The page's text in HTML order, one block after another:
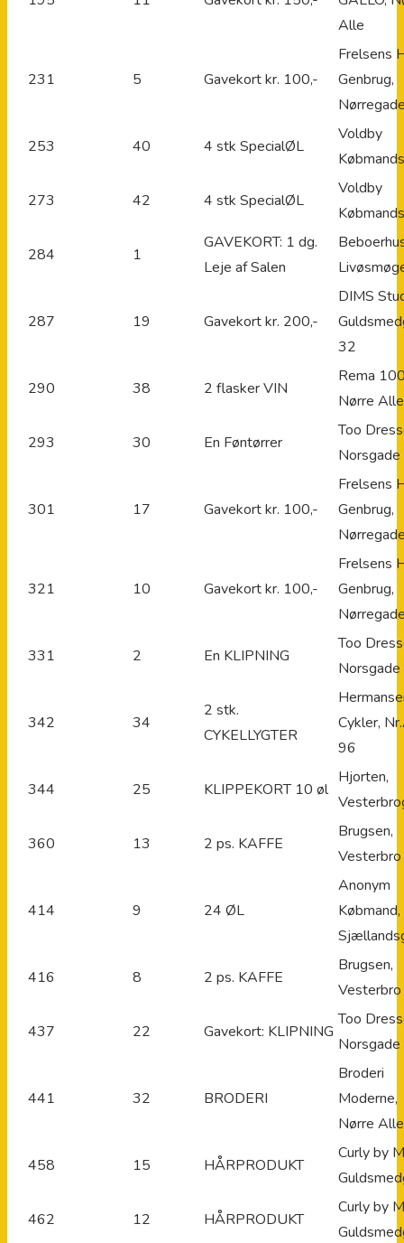
Alle
231 5 Gavekort kr. 100,-
Frelsens
Genbrug,
253 40 4 stk SpecialØL
Voldby
273 42 4 stk SpecialØL
Voldby
284 1
GAVEKORT: 1 dg.
Leje af Salen
287 19 Gavekort kr. 200,-
DIMS
32
290 38 2 flasker VIN
Rema
Nørre Alle
293 30 En Føntørrer
Too
301 17 Gavekort kr. 100,-
Frelsens
Genbrug,
321 10 Gavekort kr. 100,-
Frelsens
Genbrug,
331 2 En KLIPNING
Too
342 34
2 stk.
CYKELLYGTER
Cykler,
96
344 25 KLIPPEKORT 10 øl
Hjorten,
360 13 2 ps. KAFFE
Brugsen,
Vesterbro
414 9 24 ØL
Anonym
Købmand,
416 8 2 ps. KAFFE
Brugsen,
Vesterbro
437 22 Gavekort: KLIPNING
Too
441 32 BRODERI
Broderi
Moderne,
Nørre
458 15 HÅRPRODUKT
Curly by
462 12 HÅRPRODUKT
Curly by